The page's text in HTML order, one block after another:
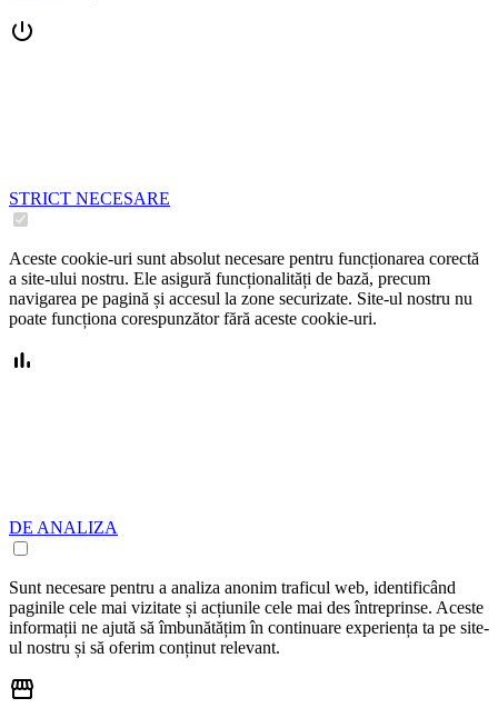
STRICT NECESARE
Aceste cookie-uri sunt absolut necesare pentru funcționarea corectă
a site-ului nostru. Ele asigură funcționalități de bază, precum
navigarea pe pagină și accesul la zone securizate. Site-ul nostru nu
poate funcționa corespunzător fără aceste cookie-uri.
DE ANALIZA
Sunt necesare pentru a analiza anonim traficul web, identificând
paginile cele mai vizitate și acțiunile cele mai des întreprinse. Aceste
informații ne ajută să îmbunătățim în continuare experiența ta pe site-
ul nostru și să oferim conținut relevant.